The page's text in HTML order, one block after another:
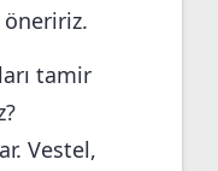
tamir
Vestel,